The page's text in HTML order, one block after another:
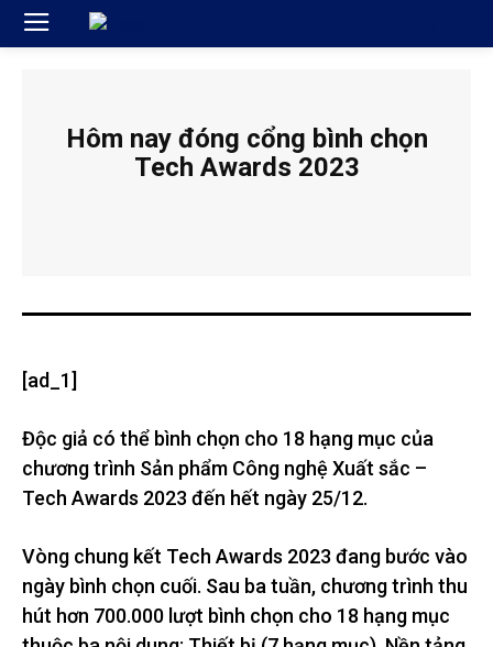
Hôm nay đóng cổng bình chọn
Tech Awards 2023
[ad_1]
Độc giả có thể bình chọn cho 18 hạng mục của
chương trình Sản phẩm Công nghệ Xuất sắc –
Tech Awards 2023 đến hết ngày 25/12.
Vòng chung kết Tech Awards 2023 đang bước vào
ngày bình chọn cuối. Sau ba tuần, chương trình thu
hút hơn 700.000 lượt bình chọn cho 18 hạng mục